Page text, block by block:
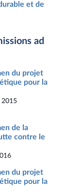
et de
ad
du projet
pour la
2015
de la
contre le
du projet
pour la